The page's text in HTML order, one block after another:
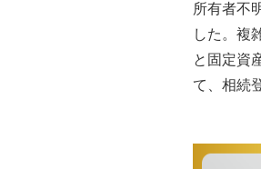
所有者不
した。複
と固定資
て、相続